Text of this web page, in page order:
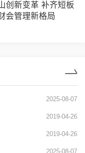
创新变革 补齐短板
会管理新格局
2025-08-07
2019-04-26
2019-04-26
2025-08-07